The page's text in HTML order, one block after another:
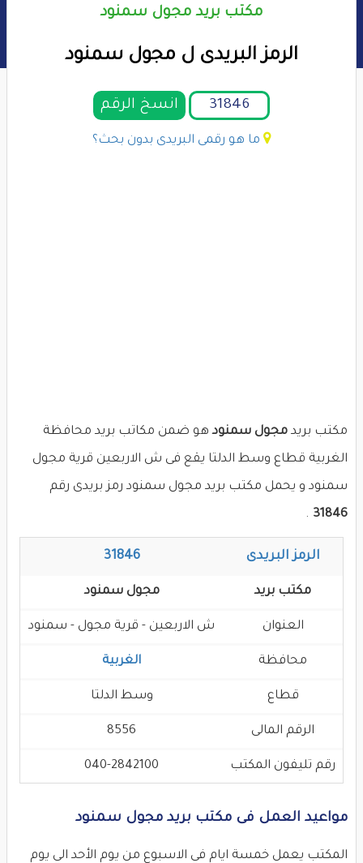
مكتب بريد مجول سمنود
الرمز البريدى ل مجول سمنود
انسخ الرقم
ما هو رقمى البريدى بدون بحث؟
مكتب بريد مجول سمنودهو ضمن مكاتب بريد محافظة
الغربية قطاع وسط الدلتا يقع فى ش الاربعين قرية مجول
سمنود و يحمل مكتب بريد مجول سمنود رمز بريدى رقم
31846
.
الرمز البريدى 31846
مكتب بريد مجول سمنود
العنوان ش الاربعين - قرية مجول - سمنود
محافظة الغربية
قطاع وسط الدلتا
الرقم المالى 8556
رقم تليفون المكتب 040-2842100
مواعيد العمل فى مكتب بريد مجول سمنود
المكتب يعمل خمسة ايام فى الاسبوع من يوم الأحد الى يوم